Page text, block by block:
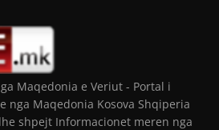
Maqedonia e Veriut - Portal i
nga Maqedonia Kosova Shqiperia
shpejt Informacionet meren nga